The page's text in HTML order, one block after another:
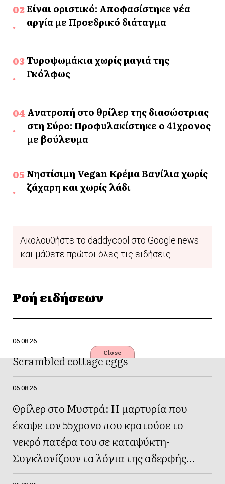
Είναι οριστικό: Αποφασίστηκε νέα
αργία με Προεδρικό διάταγμα
Τυροψωμάκια χωρίς μαγιά της
Γκόλφως
Ανατροπή στο θρίλερ της διασώστριας
στη Σύρο: Προφυλακίστηκε ο 41χρονος
με βούλευμα
Νηστίσιμη Vegan Κρέμα Βανίλια χωρίς
ζάχαρη και χωρίς λάδι
Ακολουθήστε το daddycool στο Google news
και μάθετε πρώτοι όλες τις ειδήσεις
Ροή ειδήσεων
06.08.26
Scrambled cottage eggs
06.08.26
Θρίλερ στο Μυστρά: Η μαρτυρία που
έκαψε τον 55χρονο που κρατούσε το
νεκρό πατέρα του σε καταψύκτη-
Συγκλονίζουν τα λόγια της αδερφής
του(Βίντεο)
Close